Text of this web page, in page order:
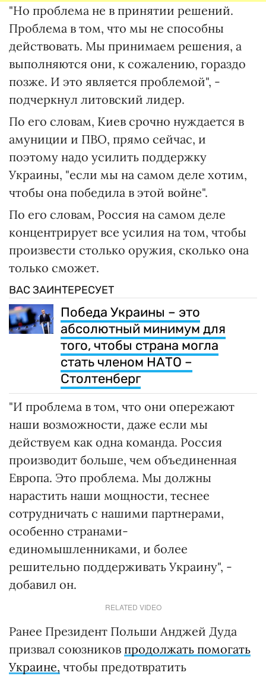
"Но проблема не в принятии решений.
Проблема в том, что мы не способны
действовать. Мы принимаем решения, а
выполняются они, к сожалению, гораздо
позже. И это является проблемой", -
подчеркнул литовский лидер.
По его словам, Киев срочно нуждается в
амуниции и ПВО, прямо сейчас, и
поэтому надо усилить поддержку
Украины, "если мы на самом деле хотим,
чтобы она победила в этой войне".
По его словам, Россия на самом деле
концентрирует все усилия на том, чтобы
произвести столько оружия, сколько она
только сможет.
ВАС ЗАИНТЕРЕСУЕТ
Победа Украины – это
абсолютный минимум для
того, чтобы страна могла
стать членом НАТО –
Столтенберг
"И проблема в том, что они опережают
наши возможности, даже если мы
действуем как одна команда. Россия
производит больше, чем объединенная
Европа. Это проблема. Мы должны
нарастить наши мощности, теснее
сотрудничать с нашими партнерами,
особенно странами-
единомышленниками, и более
решительно поддерживать Украину", -
добавил он.
RELATED VIDEO
Ранее Президент Польши Анджей Дуда
призвал союзников продолжать помогать
Украине, чтобы предотвратить